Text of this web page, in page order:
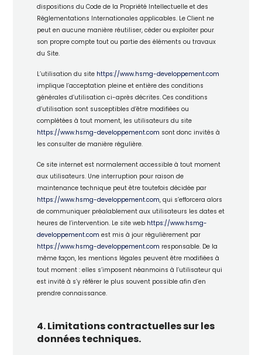
dispositions du Code de la Propriété Intellectuelle et des
Réglementations Internationales applicables. Le Client ne
peut en aucune manière réutiliser, céder ou exploiter pour
son propre compte tout ou partie des éléments ou travaux
du Site.
L’utilisation du site https://www.hsmg-developpement.com
implique l’acceptation pleine et entière des conditions
générales d’utilisation ci-après décrites. Ces conditions
d’utilisation sont susceptibles d’être modifiées ou
complétées à tout moment, les utilisateurs du site
https://www.hsmg-developpement.com sont donc invités à
les consulter de manière régulière.
Ce site internet est normalement accessible à tout moment
aux utilisateurs. Une interruption pour raison de
maintenance technique peut être toutefois décidée par
https://www.hsmg-developpement.com, qui s’efforcera alors
de communiquer préalablement aux utilisateurs les dates et
heures de l’intervention. Le site web https://www.hsmg-
developpement.com est mis à jour régulièrement par
https://www.hsmg-developpement.com responsable. De la
même façon, les mentions légales peuvent être modifiées à
tout moment : elles s’imposent néanmoins à l’utilisateur qui
est invité à s’y référer le plus souvent possible afin d’en
prendre connaissance.
4. Limitations contractuelles sur les
données techniques.